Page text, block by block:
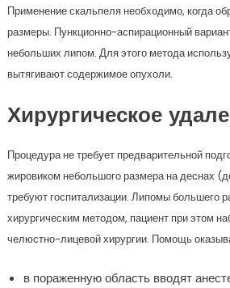
Применение скальпеля необходимо, когда
размеры. Пункционно-аспирационный
небольших липом. Для этого метода
вытягивают содержимое опухоли.
Хирургическое
Процедура не требует предварительной
жировиком небольшого размера на деснах
требуют госпитализации. Липомы большего
хирургическим методом, пациент при этом
челюстно-лицевой хирургии. Помощь
в пораженную область вводят